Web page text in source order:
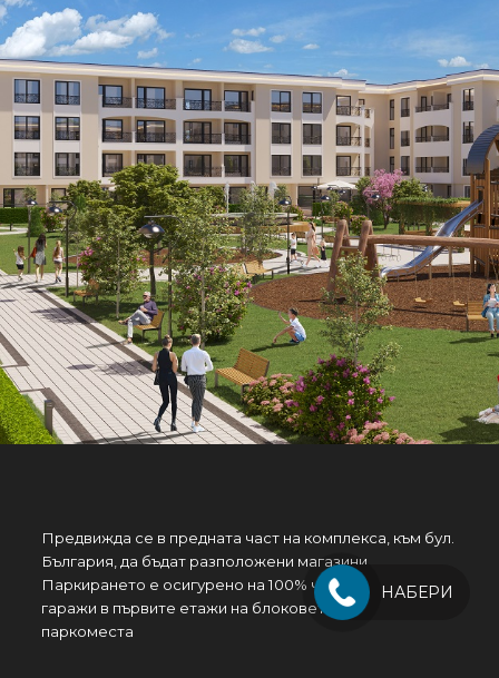
Предвижда се в предната част на комплекса, към бул.
България, да бъдат разположени магазини .
Паркирането е осигурено на 100% чрез надземни
гаражи в първите етажи на блоковете и надземни
паркоместа
НАБЕРИ